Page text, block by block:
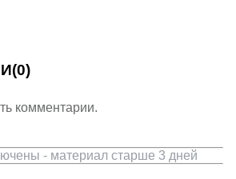
(0)
комментарии.
- материал старше 3 дней